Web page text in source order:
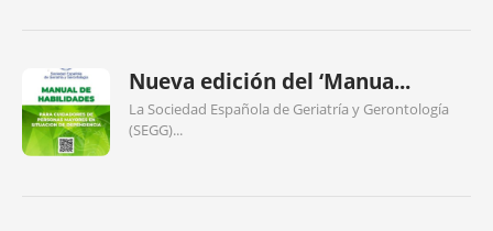
Nueva edición del ‘Manua...
La Sociedad Española de Geriatría y Gerontología
(SEGG)...